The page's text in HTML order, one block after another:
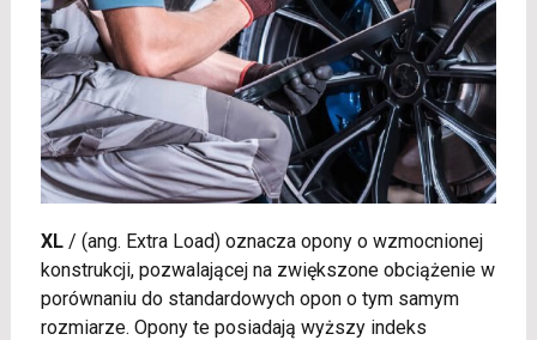
XL/ (ang. Extra Load) oznacza opony o wzmocnionej
konstrukcji, pozwalającej na zwiększone obciążenie w
porównaniu do standardowych opon o tym samym
rozmiarze. Opony te posiadają wyższy indeks